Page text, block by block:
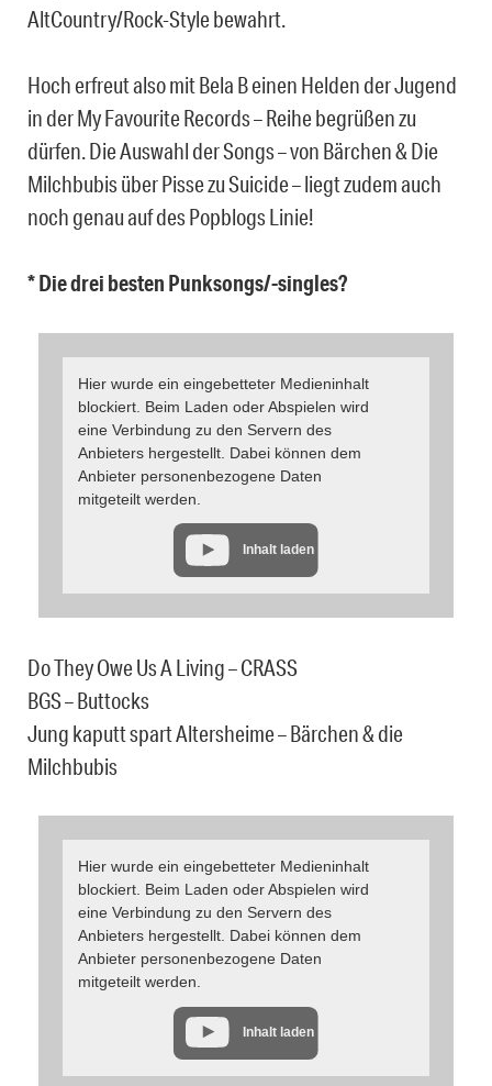
AltCountry/Rock-Style bewahrt.
Hoch erfreut also mit Bela B einen Helden der Jugend
in der My Favourite Records – Reihe begrüßen zu
dürfen. Die Auswahl der Songs – von Bärchen & Die
Milchbubis über Pisse zu Suicide – liegt zudem auch
noch genau auf des Popblogs Linie!
* Die drei besten Punksongs/-singles?
Hier wurde ein eingebetteter Medieninhalt
blockiert. Beim Laden oder Abspielen wird
eine Verbindung zu den Servern des
Anbieters hergestellt. Dabei können dem
Anbieter personenbezogene Daten
mitgeteilt werden.
Inhalt laden
Do They Owe Us A Living – CRASS
BGS – Buttocks
Jung kaputt spart Altersheime – Bärchen & die
Milchbubis
Hier wurde ein eingebetteter Medieninhalt
blockiert. Beim Laden oder Abspielen wird
eine Verbindung zu den Servern des
Anbieters hergestellt. Dabei können dem
Anbieter personenbezogene Daten
mitgeteilt werden.
Inhalt laden